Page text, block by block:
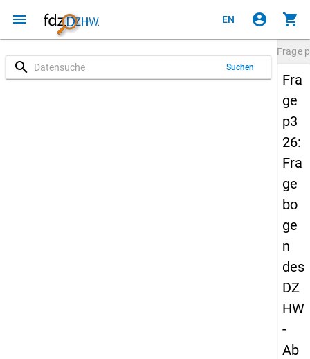
menu EN account_circle shopping_cart
search Suchen
Frage
Fra
ge
p3
26:
Fra
ge
bo
ge
n
des
DZ
HW
-
Ab